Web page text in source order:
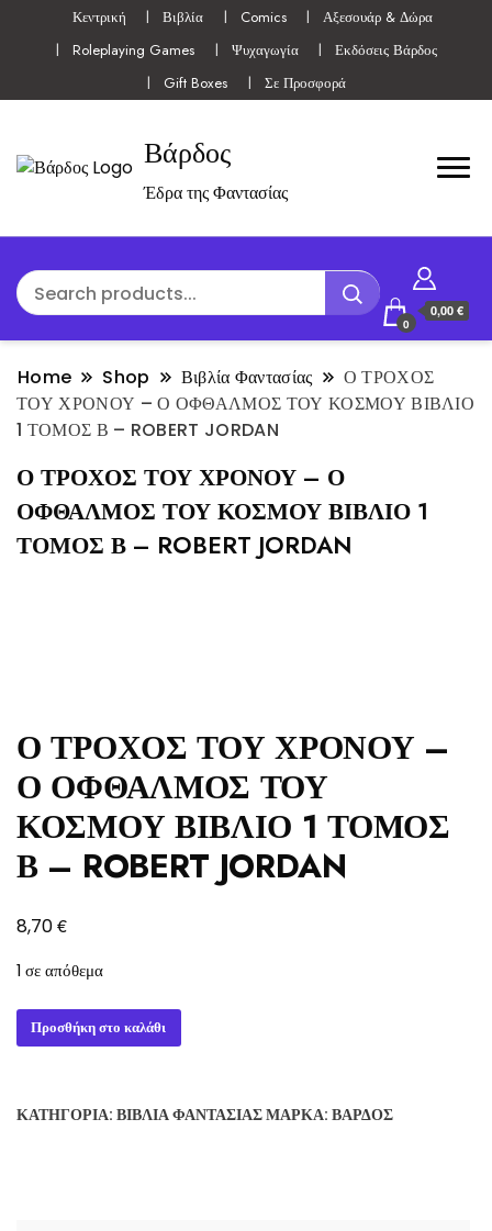
Κεντρική Βιβλία Comics
Αξεσουάρ & Δώρα
Roleplaying Games
Ψυχαγωγία
Εκδόσεις Βάρδος
Gift Boxes
Σε Προσφορά
Βάρδος
Έδρα της Φαντασίας
0
0,00 €
Home Shop Βιβλία Φαντασίας
Ο ΤΡΟΧΟΣ
ΤΟΥ ΧΡΟΝΟΥ – Ο ΟΦΘΑΛΜΟΣ ΤΟΥ ΚΟΣΜΟΥ ΒΙΒΛΙΟ
1 ΤΟΜΟΣ Β – ROBERT JORDAN
Ο ΤΡΟΧΟΣ ΤΟΥ ΧΡΟΝΟΥ – Ο
ΟΦΘΑΛΜΟΣ ΤΟΥ ΚΟΣΜΟΥ ΒΙΒΛΙΟ 1
ΤΟΜΟΣ Β – ROBERT JORDAN
Ο ΤΡΟΧΟΣ ΤΟΥ ΧΡΟΝΟΥ –
Ο ΟΦΘΑΛΜΟΣ ΤΟΥ
ΚΟΣΜΟΥ ΒΙΒΛΙΟ 1 ΤΟΜΟΣ
Β – ROBERT JORDAN
8,70€
1 σε απόθεμα
ΤΡΟΧΟΣ
-
Προσθήκη στο καλάθι
ΚΑΤΗΓΟΡΊΑ: ΒΙΒΛΊΑ ΦΑΝΤΑΣΊΑΣΜΆΡΚΑ: ΒΆΡΔΟΣ